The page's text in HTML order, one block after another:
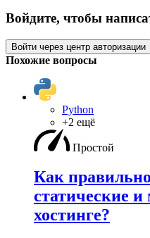
Войдите, чтобы
Войти через центр авторизации
Похожие вопросы
Python
+2 ещё
Простой
Как
статические
хостинге?